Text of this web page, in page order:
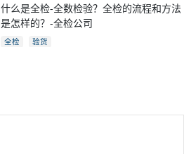
什么是全检-全数检验？全检的流程和方法
是怎样的？-全检公司
全检 验货